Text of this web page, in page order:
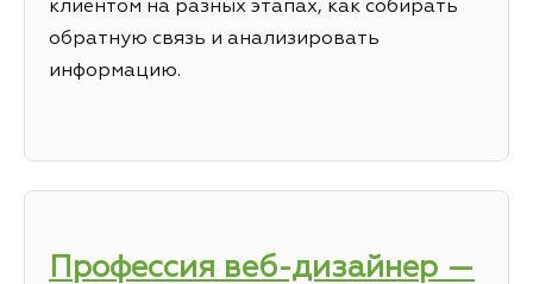
клиентом на разных этапах, как собирать
обратную связь и анализировать
информацию.
Профессия веб-дизайнер —